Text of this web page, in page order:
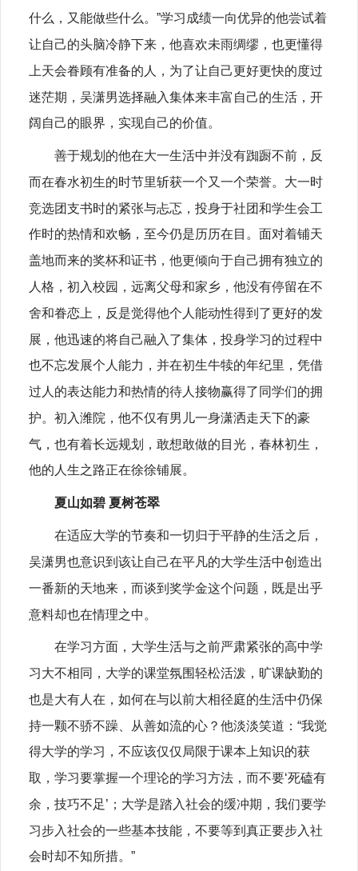
什么，又能做些什么。”学习成绩一向优异的他尝试着
让自己的头脑冷静下来，他喜欢未雨绸缪，也更懂得
上天会眷顾有准备的人，为了让自己更好更快的度过
迷茫期，吴潇男选择融入集体来丰富自己的生活，开
阔自己的眼界，实现自己的价值。
善于规划的他在大一生活中并没有踟蹰不前，反
而在春水初生的时节里斩获一个又一个荣誉。大一时
竞选团支书时的紧张与忐忑，投身于社团和学生会工
作时的热情和欢畅，至今仍是历历在目。面对着铺天
盖地而来的奖杯和证书，他更倾向于自己拥有独立的
人格，初入校园，远离父母和家乡，他没有停留在不
舍和眷恋上，反是觉得他个人能动性得到了更好的发
展，他迅速的将自己融入了集体，投身学习的过程中
也不忘发展个人能力，并在初生牛犊的年纪里，凭借
过人的表达能力和热情的待人接物赢得了同学们的拥
护。初入潍院，他不仅有男儿一身潇洒走天下的豪
气，也有着长远规划，敢想敢做的目光，春林初生，
他的人生之路正在徐徐铺展。
夏山如碧 夏树苍翠
在适应大学的节奏和一切归于平静的生活之后，
吴潇男也意识到该让自己在平凡的大学生活中创造出
一番新的天地来，而谈到奖学金这个问题，既是出乎
意料却也在情理之中。
在学习方面，大学生活与之前严肃紧张的高中学
习大不相同，大学的课堂氛围轻松活泼，旷课缺勤的
也是大有人在，如何在与以前大相径庭的生活中仍保
持一颗不骄不躁、从善如流的心？他淡淡笑道：“我觉
得大学的学习，不应该仅仅局限于课本上知识的获
取，学习要掌握一个理论的学习方法，而不要‘死磕有
余，技巧不足’；大学是踏入社会的缓冲期，我们要学
习步入社会的一些基本技能，不要等到真正要步入社
会时却不知所措。”